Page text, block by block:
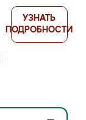
УЗНАТЬ
ПОДРОБНОСТИ